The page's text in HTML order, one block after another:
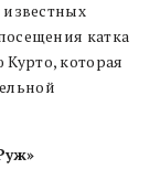
известных
катка
которая